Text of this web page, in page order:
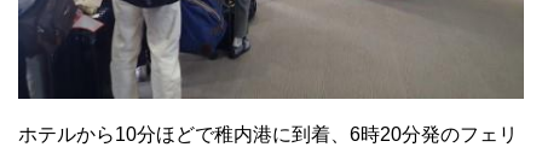
ホテルから10分ほどで稚内港に到着、6時20分発のフェリ